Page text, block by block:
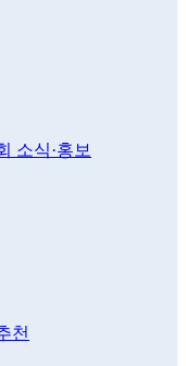
소식·홍보
천